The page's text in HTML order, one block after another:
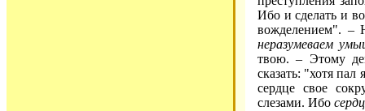
Ибо и сделать и
вожделением". –
неразумеваем
твою. – Этому
сказать: "хотя
сердце свое
слезами. Ибо